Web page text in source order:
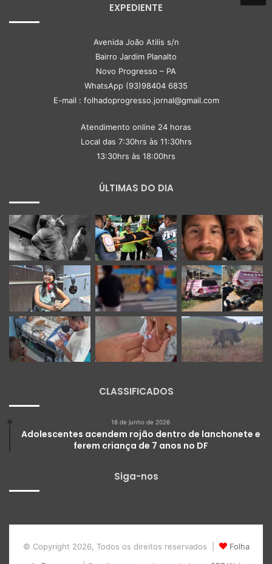
EXPEDIENTE
Avenida João Atilis s/n
Bairro Jardim Planalto
Novo Progresso – PA
WhatsApp (93)98404 6835
E-mail : folhadoprogresso.jornal@gmail.com
Atendimento online 24 horas
Local das 7:30hrs às 11:30hrs
13:30hrs às 18:00hrs
ÚLTIMAS DO DIA
CLASSIFICADOS
16 de junho de 2026
Adolescentes acendem rojão dentro de lanchonete e
ferem criança de 7 anos no DF
Siga-nos
© Copyright 2026, Todos os direitos reservados |
Folha